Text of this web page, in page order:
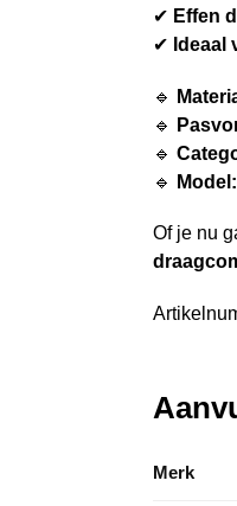
✔ Effen
✔ Ideaal
🔹
🔹
🔹
🔹
Model:
Of je nu
Merk